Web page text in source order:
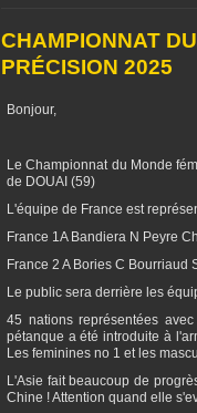
CHAMPIONNAT
PRÉCISION 2025
Bonjour,
Le Championnat du Monde
de DOUAI (59)
L'équipe de France est
France 1A Bandiera N Peyre
France 2 A Bories C Bourriaud
Le public sera derrière les
45 nations représentées
pétanque a été introduite à
Les feminines no 1 et les
L'Asie fait beaucoup de
Chine ! Attention quand elle